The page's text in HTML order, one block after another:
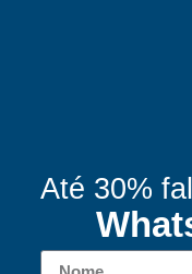
Até 30%